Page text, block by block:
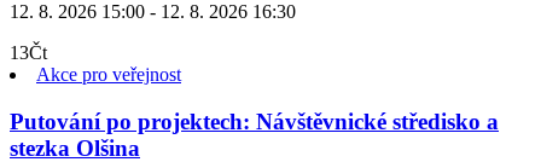
12. 8. 2026 15:00 - 12. 8. 2026 16:30
13Čt
Akce pro veřejnost
Putování po projektech: Návštěvnické středisko a
stezka Olšina